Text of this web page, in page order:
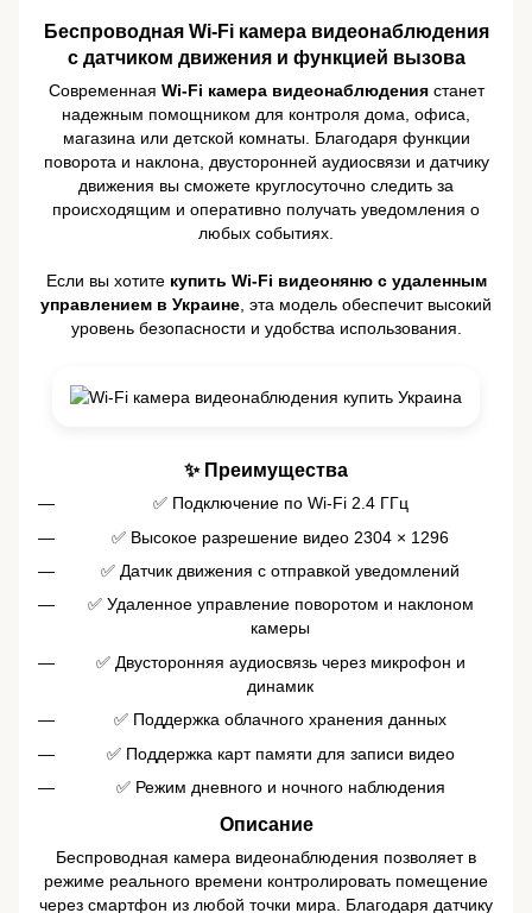
Беспроводная Wi-Fi камера видеонаблюдения
с датчиком движения и функцией вызова
Современная Wi-Fi камера видеонаблюдениястанет
надежным помощником для контроля дома, офиса,
магазина или детской комнаты. Благодаря функции
поворота и наклона, двусторонней аудиосвязи и датчику
движения вы сможете круглосуточно следить за
происходящим и оперативно получать уведомления о
любых событиях.
Если вы хотите купить Wi-Fi видеоняню с удаленным
управлением в Украине , эта модель обеспечит высокий
уровень безопасности и удобства использования.
✨ Преимущества
✅ Подключение по Wi-Fi 2.4 ГГц
✅ Высокое разрешение видео 2304 × 1296
✅ Датчик движения с отправкой уведомлений
✅ Удаленное управление поворотом и наклоном
камеры
✅ Двусторонняя аудиосвязь через микрофон и
динамик
✅ Поддержка облачного хранения данных
✅ Поддержка карт памяти для записи видео
✅ Режим дневного и ночного наблюдения
Описание
Беспроводная камера видеонаблюдения позволяет в
режиме реального времени контролировать помещение
через смартфон из любой точки мира. Благодаря датчику